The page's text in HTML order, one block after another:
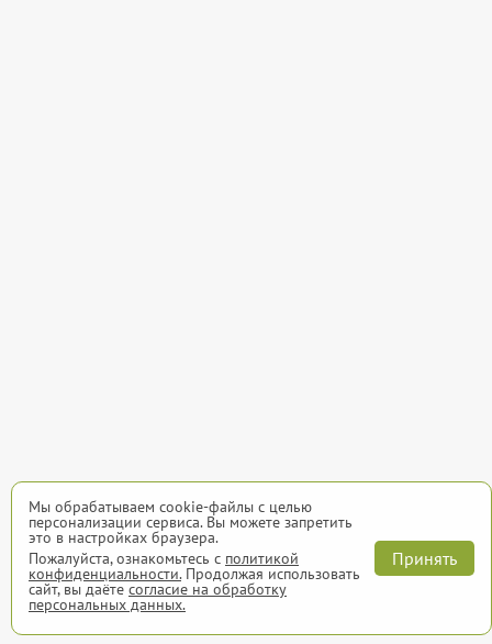
Мы обрабатываем cookie-файлы с целью
персонализации сервиса. Вы можете запретить
это в настройках браузера.
Пожалуйста, ознакомьтесь с политикой
конфиденциальности.Продолжая использовать
сайт, вы даёте согласие на обработку
персональных данных.
Принять